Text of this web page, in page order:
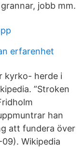
jobb mm.
erfarenhet
kyrko- herde i
”Stroken
han
att fundera över
Wikipedia